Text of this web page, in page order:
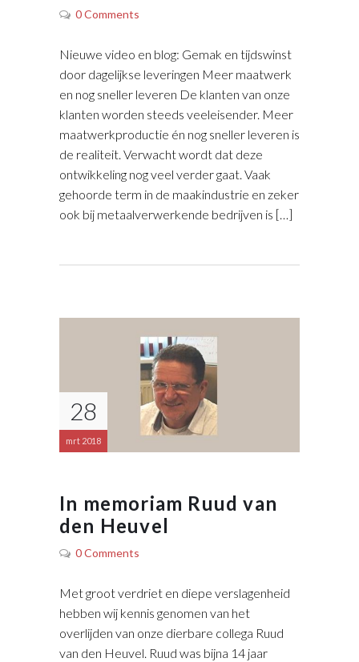
0 Comments
Nieuwe video en blog: Gemak en tijdswinst
door dagelijkse leveringen Meer maatwerk
en nog sneller leveren De klanten van onze
klanten worden steeds veeleisender. Meer
maatwerkproductie én nog sneller leveren is
de realiteit. Verwacht wordt dat deze
ontwikkeling nog veel verder gaat. Vaak
gehoorde term in de maakindustrie en zeker
ook bij metaalverwerkende bedrijven is […]
28
mrt 2018
In memoriam Ruud van
den Heuvel
0 Comments
Met groot verdriet en diepe verslagenheid
hebben wij kennis genomen van het
overlijden van onze dierbare collega Ruud
van den Heuvel. Ruud was bijna 14 jaar